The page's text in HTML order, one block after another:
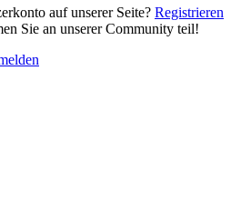
auf unserer Seite? Registrieren
Sie an unserer Community teil!